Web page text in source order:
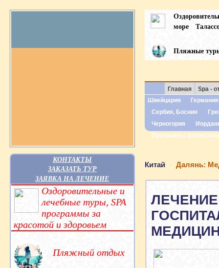
КОНТАКТЫ
ЗАКАЗАТЬ ТУР
ЗАЯВКА НА ЛЕЧЕНИЕ
Оздоровительные и
лечебные туры, SPA
программы за
красотой и здоровьем
Пляжный отдых
море
Пляжные
Главная
Spa -
Швейцария
Германия
Сербия, Босния
Черногория
Программы
Китай Далянь: